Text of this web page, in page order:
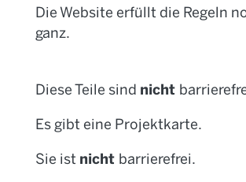
Die Website erfüllt die Regeln
ganz.
Diese Teile sind nicht
Es gibt eine Projektkarte.
Sie ist nicht barrierefrei.